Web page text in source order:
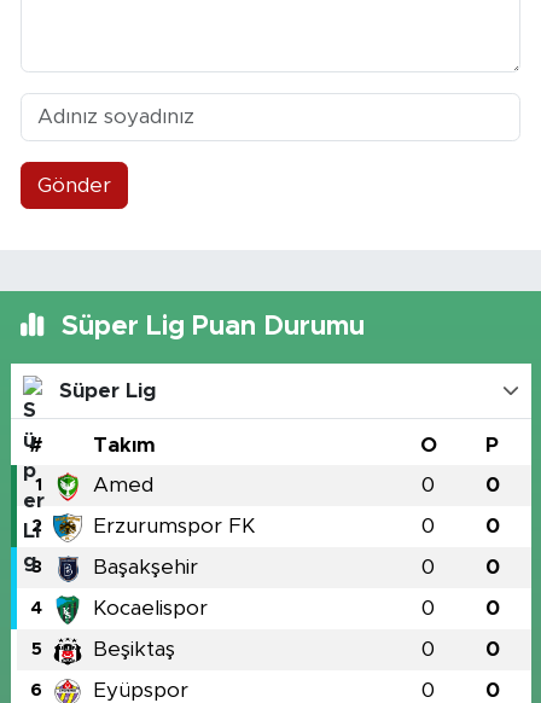
Gönder
Süper Lig Puan Durumu
Süper Lig
# Takım O P
1 Amed 0 0
2 Erzurumspor FK 0 0
3 Başakşehir 0 0
4 Kocaelispor 0 0
5 Beşiktaş 0 0
6 Eyüpspor 0 0